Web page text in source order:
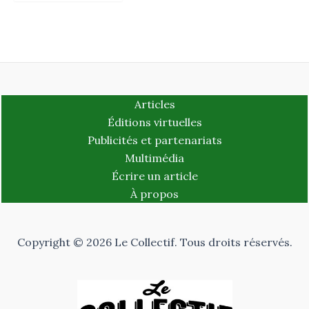
Articles
Éditions virtuelles
Publicités et partenariats
Multimédia
Écrire un article
À propos
Copyright © 2026 Le Collectif. Tous droits réservés.